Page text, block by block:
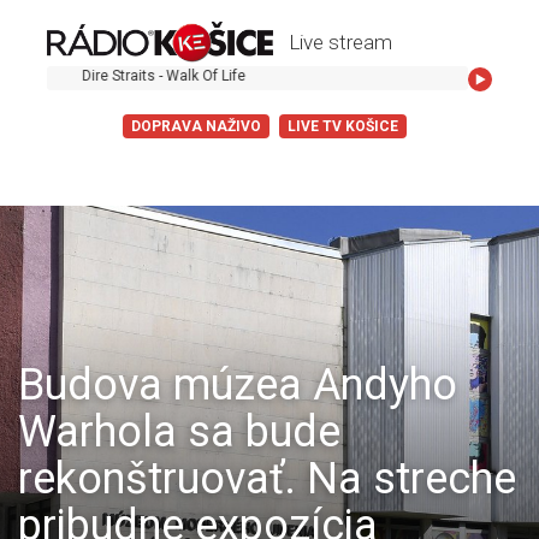
Live stream
Dire Straits - Walk Of Life
DOPRAVA NAŽIVO LIVE TV KOŠICE
Budova múzea Andyho
Warhola sa bude
rekonštruovať. Na streche
pribudne expozícia